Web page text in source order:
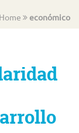
Home económico